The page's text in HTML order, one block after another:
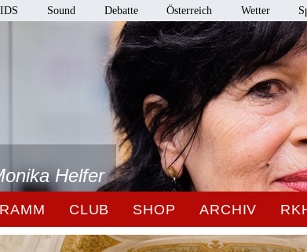
Sound Debatte Österreich Wetter
Helfer
CLUB SHOP ARCHIV